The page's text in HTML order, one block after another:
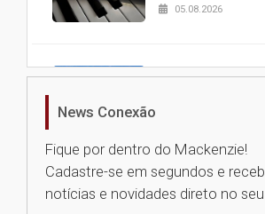
05.08.2026
Universidade
Seminário
das novas
News Conexão
Fique por dentro do Mackenzie!
Cadastre-se em segundos e
notícias e novidades direto no seu